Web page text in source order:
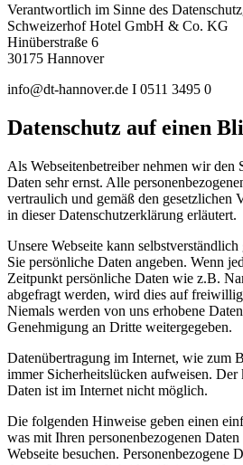
Verantwortlich im Sinne des
Schweizerhof Hotel GmbH & Co. KG
Hinüberstraße 6
30175 Hannover
info@dt-hannover.de I 0511 3495 0
Datenschutz auf einen
Als Webseitenbetreiber nehmen wir den
Daten sehr ernst. Alle
vertraulich und gemäß den gesetzlichen
in dieser Datenschutzerklärung erläutert.
Unsere Webseite kann
Sie persönliche Daten angeben. Wenn
Zeitpunkt persönliche Daten wie z.B.
abgefragt werden, wird dies auf
Niemals werden von uns erhobene
Genehmigung an Dritte weitergegeben.
Datenübertragung im Internet, wie zum
immer Sicherheitslücken aufweisen. Der
Daten ist im Internet nicht möglich.
Die folgenden Hinweise geben einen
was mit Ihren personenbezogenen
Webseite besuchen. Personenbezogene